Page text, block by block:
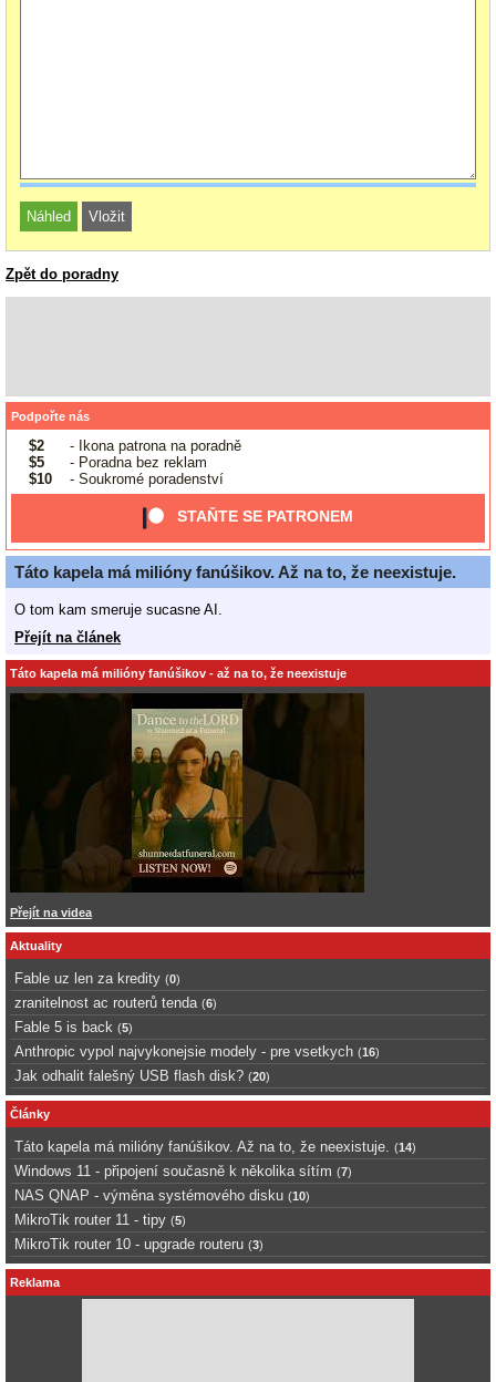
Zpět do poradny
Podpořte nás
$2
- Ikona patrona na poradně
$5
- Poradna bez reklam
$10
- Soukromé poradenství
STAŇTE SE PATRONEM
Táto kapela má milióny fanúšikov. Až na to, že neexistuje.
O tom kam smeruje sucasne AI.
Přejít na článek
Táto kapela má milióny fanúšikov - až na to, že neexistuje
Přejít na videa
Aktuality
Fable uz len za kredity (0)
zranitelnost ac routerů tenda (6)
Fable 5 is back (5)
Anthropic vypol najvykonejsie modely - pre vsetkych (16)
Jak odhalit falešný USB flash disk? (20)
Články
Táto kapela má milióny fanúšikov. Až na to, že neexistuje. (14)
Windows 11 - připojení současně k několika sítím (7)
NAS QNAP - výměna systémového disku (10)
MikroTik router 11 - tipy (5)
MikroTik router 10 - upgrade routeru (3)
Reklama